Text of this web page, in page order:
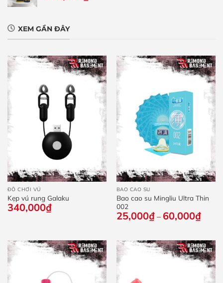
XEM GẦN ĐÂY
ĐỒ CHƠI VÚ
Kẹp vú rung Galaku
340,000₫
BAO CAO SU
Bao cao su Mingliu Ultra Thin
002
25,000₫ – 60,000₫
giá:
đến